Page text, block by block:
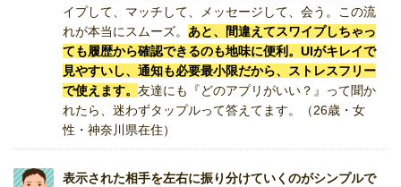
イプして、マッチして、メッセージして、会う。この流
れが本当にスムーズ。 あと、間違えてスワイプしちゃっ
ても履歴から確認できるのも地味に便利。UIがキレイで
見やすいし、通知も必要最小限だから、ストレスフリー
で使えます。 友達にも『どのアプリがいい？』って聞か
れたら、迷わずタップルって答えてます。（26歳・女
性・神奈川県在住）
表示された相手を左右に振り分けていくのがシンプルで